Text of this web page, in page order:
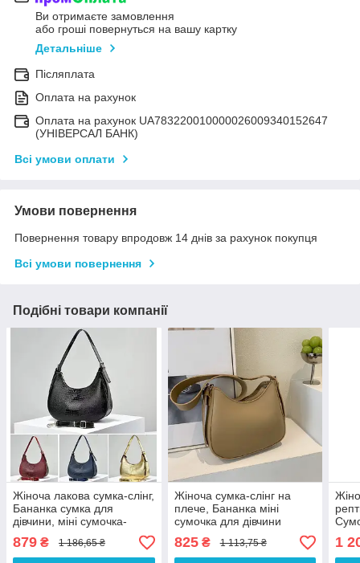
Ви отримаєте замовлення
або гроші повернуться на вашу картку
Детальніше
Післяплата
Оплата на рахунок
Оплата на рахунок UA783220010000026009340152647
(УНІВЕРСАЛ БАНК)
Всі умови оплати
Умови повернення
Повернення товару впродовж 14 днів за рахунок покупця
Всі умови повернення
Подібні товари компанії
Жіноча лакова сумка-слінг,
Бананка сумка для
дівчини, міні сумочка-
багет під рептилію
879 ₴ 1 186,65 ₴
Жіноча сумка-слінг на
плече, Бананка міні
сумочка для дівчини
Кавовий
825₴ 1 113,75 ₴ 1